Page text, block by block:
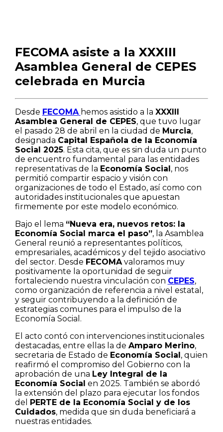
FECOMA asiste a la XXXIII
Asamblea General de CEPES
celebrada en Murcia
Desde FECOMA hemos asistido a la XXXIII
Asamblea General de CEPES, que tuvo lugar
el pasado 28 de abril en la ciudad de Murcia,
designada Capital Española de la Economía
Social 2025. Esta cita, que es sin duda un punto
de encuentro fundamental para las entidades
representativas de la Economía Social , nos
permitió compartir espacio y visión con
organizaciones de todo el Estado, así como con
autoridades institucionales que apuestan
firmemente por este modelo económico.
Bajo el lema “Nueva era, nuevos retos: la
Economía Social marca el paso”, la Asamblea
General reunió a representantes políticos,
empresariales, académicos y del tejido asociativo
del sector. Desde FECOMAvaloramos muy
positivamente la oportunidad de seguir
fortaleciendo nuestra vinculación con CEPES,
como organización de referencia a nivel estatal,
y seguir contribuyendo a la definición de
estrategias comunes para el impulso de la
Economía Social.
El acto contó con intervenciones institucionales
destacadas, entre ellas la de Amparo Merino,
secretaria de Estado de Economía Social , quien
reafirmó el compromiso del Gobierno con la
aprobación de una Ley Integral de la
Economía Social en 2025. También se abordó
la extensión del plazo para ejecutar los fondos
del
PERTE de la Economía Social y de los
Cuidados, medida que sin duda beneficiará a
nuestras entidades.